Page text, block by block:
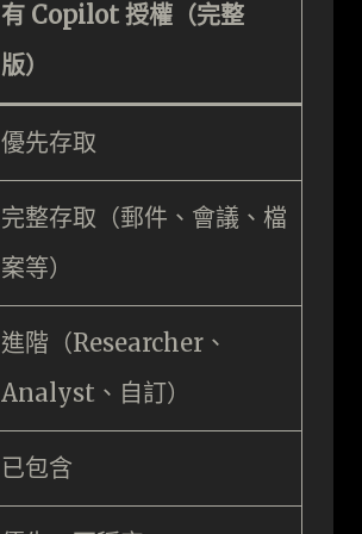
有 Copilot 授權（完整
版）
優先存取
完整存取（郵件、會議、檔
案等）
進階（Researcher、
Analyst、自訂）
已包含